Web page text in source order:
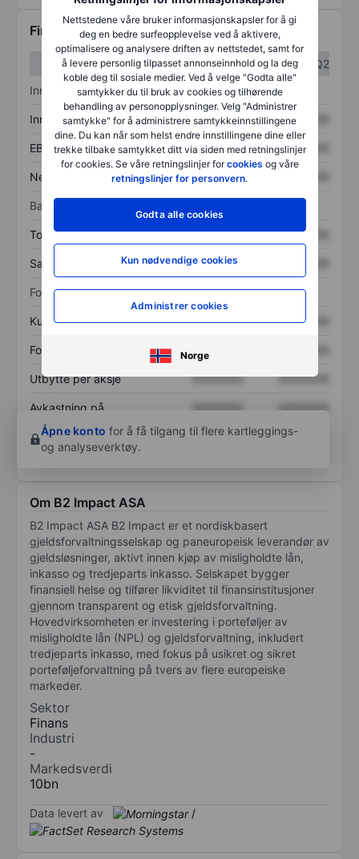
Nettstedene våre bruker informasjonskapsler for å gi
deg en bedre surfeopplevelse ved å aktivere,
optimalisere og analysere driften av nettstedet, samt for
å levere personlig tilpasset annonseinnhold og la deg
koble deg til sosiale medier. Ved å velge "Godta alle"
samtykker du til bruk av cookies og tilhørende
behandling av personopplysninger. Velg "Administrer
samtykke" for å administrere samtykkeinnstillingene
dine. Du kan når som helst endre innstillingene dine eller
trekke tilbake samtykket ditt via siden med retningslinjer
for cookies. Se våre retningslinjer forcookies og våre
retningslinjer for personvern.
Godta alle cookies
Kun nødvendige cookies
Administrer cookies
Norge
Finansiell informasjon
Q1
Q2
Inntektsoversikt
Inntekter XXXXXXX XXXXXXX
EBITDA XXXXXXX XXXXXXX
Nettoinntekt XXXXXXX
Balanse
Totale eiendeler XXXXXXX XXXXXXX
Samlet gjeld XXXXXXX
Forholdstall
Kurs/salg XXXXXXX XXXXXXX
Fortjeneste per aksje
Utbytte per aksje XXXXXXX XXXXXXX
Avkastning på
egenkapital
XXXXXXX
XXXXXXX
Åpne konto for å få tilgang til flere kartleggings-
og analyseverktøy.
Om B2 Impact ASA
B2 Impact ASA B2 Impact er et nordiskbasert
gjeldsforvaltningsselskap og paneuropeisk leverandør av
gjeldsløsninger, aktivt innen kjøp av misligholdte lån,
inkasso og tredjeparts inkasso. Selskapet bygger
finansiell helse og tilfører likviditet til finansinstitusjoner
gjennom transparent og etisk gjeldsforvaltning.
Hovedvirksomheten er investering i porteføljer av
misligholdte lån (NPL) og gjeldsforvaltning, inkludert
tredjeparts inkasso, med fokus på usikret og sikret
porteføljeforvaltning på tvers av flere europeiske
markeder.
Sektor
Finans
Industri
-
Markedsverdi
10bn
Data levert av /